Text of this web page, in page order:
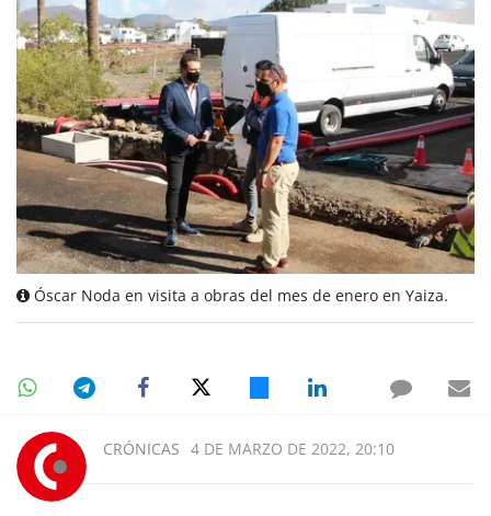
Óscar Noda en visita a obras del mes de enero en Yaiza.
CRÓNICAS 4 DE MARZO DE 2022, 20:10